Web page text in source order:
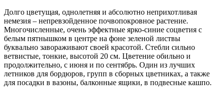
Долго цветущая, однолетняя и абсолютно неприхотливая
немезия – непревзойденное почвопокровное растение.
Многочисленные, очень эффектные ярко-синие соцветия с
белым пятнышком в центре на фоне зеленой листвы
буквально завораживают своей красотой. Стебли сильно
ветвистые, тонкие, высотой 20 см. Цветение обильно и
продолжительно, с июня и по сентябрь. Один из лучших
летников для бордюров, групп в сборных цветниках, а также
для посадки в вазоны, балконные ящики, в подвесные кашпо.